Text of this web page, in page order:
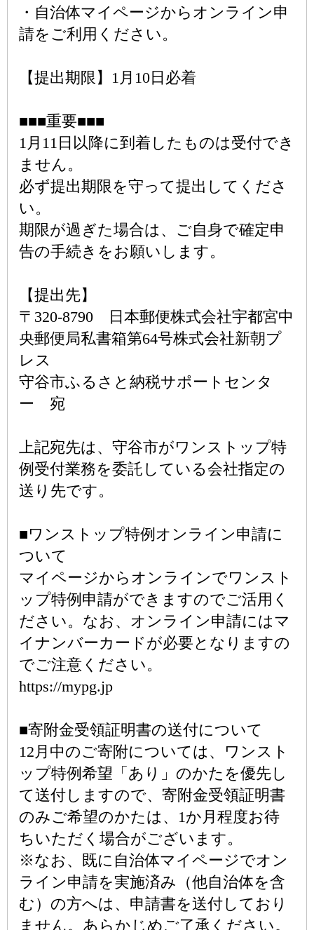
・自治体マイページからオンライン申
請をご利用ください。
【提出期限】1月10日必着
■■■重要■■■
1月11日以降に到着したものは受付でき
ません。
必ず提出期限を守って提出してくださ
い。
期限が過ぎた場合は、ご自身で確定申
告の手続きをお願いします。
【提出先】
〒320-8790 日本郵便株式会社宇都宮中
央郵便局私書箱第64号株式会社新朝プ
レス
守谷市ふるさと納税サポートセンタ
ー 宛
上記宛先は、守谷市がワンストップ特
例受付業務を委託している会社指定の
送り先です。
■ワンストップ特例オンライン申請に
ついて
マイページからオンラインでワンスト
ップ特例申請ができますのでご活用く
ださい。なお、オンライン申請にはマ
イナンバーカードが必要となりますの
でご注意ください。
https://mypg.jp
■寄附金受領証明書の送付について
12月中のご寄附については、ワンスト
ップ特例希望「あり」のかたを優先し
て送付しますので、寄附金受領証明書
のみご希望のかたは、1か月程度お待
ちいただく場合がございます。
※なお、既に自治体マイページでオン
ライン申請を実施済み（他自治体を含
む）の方へは、申請書を送付しており
ません。あらかじめご了承ください。